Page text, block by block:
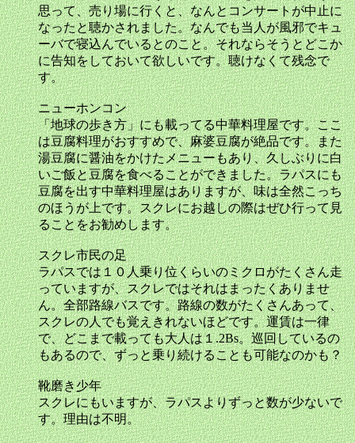
思って、売り場に行くと、なんとコンサートが中止に
なったと聴かされました。なんでも当人が風邪でキュ
ーバで寝込んでいるとのこと。それならそうとどこか
に告知をしておいて欲しいです。聴けなくて残念で
す。
ニューホンコン
「地球の歩き方」にも載ってる中華料理屋です。ここ
は豆腐料理がおすすめで、麻婆豆腐が絶品です。また
湯豆腐に醤油をかけたメニューもあり、久しぶりに白
いご飯と豆腐を食べることができました。ラパスにも
豆腐を出す中華料理屋はありますが、味は全然こっち
のほうが上です。スクレにお越しの際はぜひ行って見
ることをお勧めします。
スクレ市民の足
ラパスでは１０人乗り位くらいのミクロがたくさん走
っていますが、スクレではそれはまったくありませ
ん。全部路線バスです。路線の数がたくさんあって、
スクレの人でも覚えきれないほどです。運賃は一律
で、どこまで載っても大人は１.2Bs。巡回しているの
もあるので、ずっと乗り続けることも可能なのかも？
靴磨き少年
スクレにもいますが、ラパスよりずっと数が少ないで
す。理由は不明。